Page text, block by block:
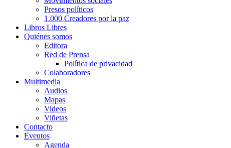
Presos políticos
1.000 Creadores por la paz
Libros Libres
Quiénes somos
Editora
Red de Prensa
Política de privacidad
Colaboradores
Multimedia
Audios
Mapas
Videos
Viñetas
Contacto
Eventos
Agenda